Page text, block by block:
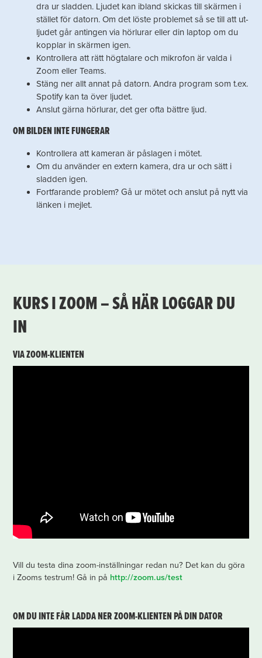
dra ur sladden. Ljudet kan ibland skickas till skärmen i
stället för datorn. Om det löste problemet så se till att ut-
ljudet går antingen via hörlurar eller din laptop om du
kopplar in skärmen igen.
Kontrollera att rätt högtalare och mikrofon är valda i
Zoom eller Teams.
Stäng ner allt annat på datorn. Andra program som t.ex.
Spotify kan ta över ljudet.
Anslut gärna hörlurar, det ger ofta bättre ljud.
OM BILDEN INTE FUNGERAR
Kontrollera att kameran är påslagen i mötet.
Om du använder en extern kamera, dra ur och sätt i
sladden igen.
Fortfarande problem? Gå ur mötet och anslut på nytt via
länken i mejlet.
KURS I ZOOM – SÅ HÄR LOGGAR DU
IN
VIA ZOOM-KLIENTEN
Vill du testa dina zoom-inställningar redan nu? Det kan du göra
i Zooms testrum! Gå in på http://zoom.us/test
OM DU INTE FÅR LADDA NER ZOOM-KLIENTEN PÅ DIN DATOR